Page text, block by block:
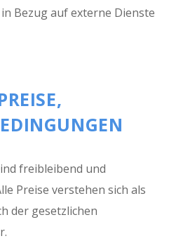
Bezug auf externe Dienste
freibleibend und
Preise verstehen sich als
der gesetzlichen